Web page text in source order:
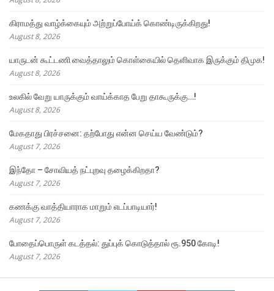
கிராமத்து வாழ்க்கையும் அற்றுப்போய்க் கொண்டிருக்கிறது!
August 8, 2026
யாருடன் கூட்டணி வைத்தாலும் கொள்கையில் தெளிவாக இருக்கும் திமுக!
August 8, 2026
உலகில் வேறு யாருக்கும் வாய்க்காத பேறு தாகூருக்கு…!
August 8, 2026
மேகதாது பிரச்சனை: தற்போது என்ன செய்ய வேண்டும்?
August 7, 2026
இந்தோ – சோவியத் நட்புறவு தழைக்கிறதா?
August 7, 2026
கணக்கு வாத்தியாராக மாறும் எடப்பாடியார்!
August 7, 2026
போதைப்பொருள் கடத்தல்: துப்புக் கொடுத்தால் ரூ.950 கோடி!
August 7, 2026